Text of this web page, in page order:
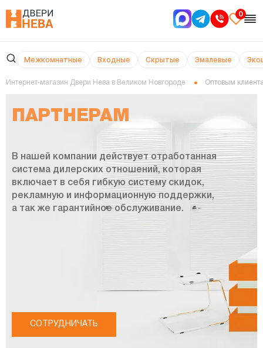
0
Межкомнатные Входные Скрытые Эмалевые
Интернет-магазин Двери Нева в Великом Новгороде Оптовым
ПАРТНЕРАМ
В нашей компании действует отработанная
система дилерских отношений, которая
включает в себя гибкую систему скидок,
рекламную и информационную поддержки,
а так же гарантийное обслуживание.
СОТРУДНИЧАТЬ